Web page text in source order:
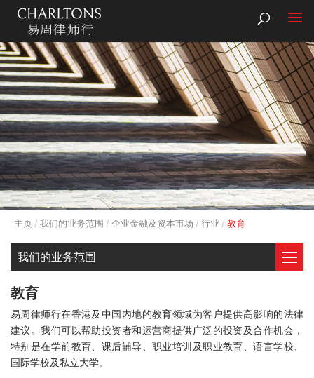
主页 我们的业务范围 企业金融及资本市场 行业 教育
我们的业务范围
教育
易周律师行在香港及中国内地的教育领域为客户提供高影响的法律
建议。我们可以帮助投资者和运营商提供广泛的投资及合作机会，
特别是在学前教育、课后辅导、职业培训及职业教育、语言学校、
国际学校及私立大学。